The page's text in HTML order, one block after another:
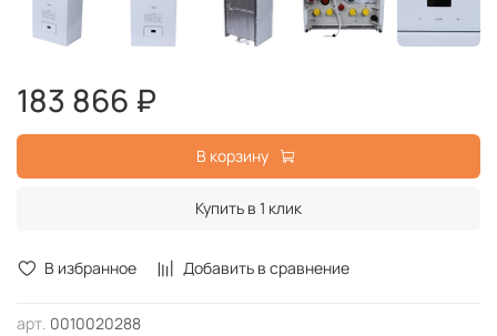
В избранное Добавить в сравнение
арт. 0010020288
183 866 ₽
В корзину
Купить в 1 клик